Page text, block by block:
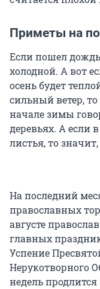
Приметы на
Если пошел
холодной. А вот
осень будет
сильный ветер,
начале зимы
деревьях. А если
листья, то
На последний
православных
августе
главных
Успение
Нерукотворного
недель